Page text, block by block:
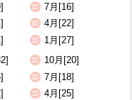
7月[16]
4月[22]
1月[27]
10月[20]
7月[18]
4月[25]